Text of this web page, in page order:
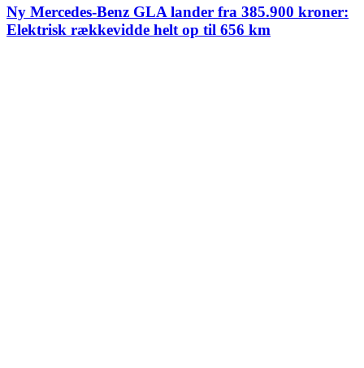
Ny Mercedes-Benz GLA lander fra 385.900 kroner:
Elektrisk rækkevidde helt op til 656 km